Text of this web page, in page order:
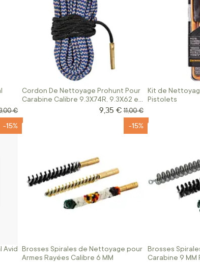
normal
€
Cordon De Nettoyage Prohunt Pour
Carabine Calibre 9.3X74R, 9.3X62 et
Prix Spécial
9,35 € Prix normal
11,00 €
Kit de
Pistolets
Avid
-15%
Brosses Spirales de Nettoyage pour
Armes Rayées Calibre 6 MM
-15%
Brosses
Carabine 9 MM